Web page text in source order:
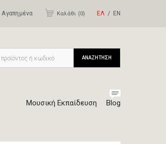
Αγαπημένα Καλάθι (0) ΕΛ ΕΝ
Μουσική Εκπαίδευση Blog
ΑΝΑΖΗΤΗΣΗ